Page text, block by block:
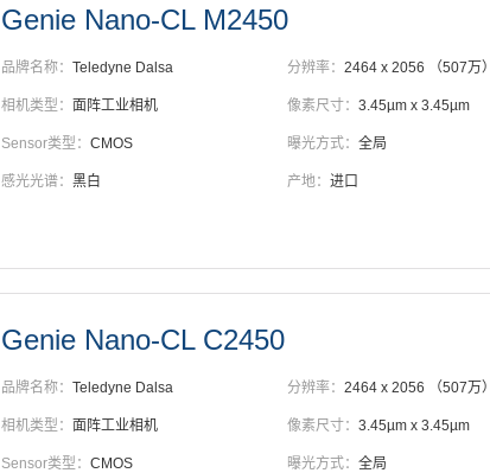
Genie Nano-CL M2450
品牌名称： Teledyne Dalsa 分辨率：2464 x 2056 （507万）
相机类型： 面阵工业相机 像素尺寸：3.45µm x 3.45µm
Sensor类型： CMOS 曝光方式：全局
感光光谱： 黑白 产地：进口
Genie Nano-CL C2450
品牌名称： Teledyne Dalsa 分辨率：2464 x 2056 （507万）
相机类型： 面阵工业相机 像素尺寸：3.45µm x 3.45µm
Sensor类型： CMOS 曝光方式：全局